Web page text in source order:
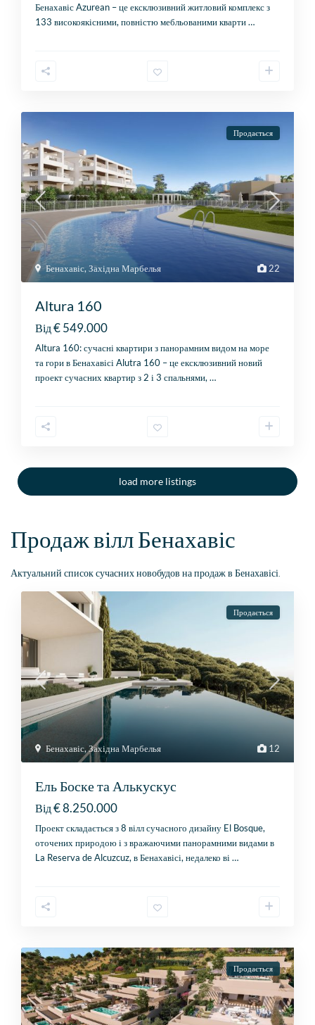
Бенахавіс Azurean – це ексклюзивний житловий комплекс з
133 високоякісними, повністю мебльованими кварти…
22
Бенахавіс,Західна Марбелья
Продається
Altura 160
Від€ 549.000
Altura 160: сучасні квартири з панорамним видом на море
та гори в Бенахавісі Alutra 160 – це ексклюзивний новий
проект сучасних квартир з 2 і 3 спальнями,…
load more listings
Продаж вілл Бенахавіс
Актуальний список сучасних новобудов на продаж в Бенахавісі.
12
Бенахавіс,Західна Марбелья
Продається
Ель Боске та Алькускус
Від€ 8.250.000
Проект складається з 8 вілл сучасного дизайну El Bosque,
оточених природою і з вражаючими панорамними видами в
La Reserva de Alcuzcuz, в Бенахавісі, недалеко ві…
Продається